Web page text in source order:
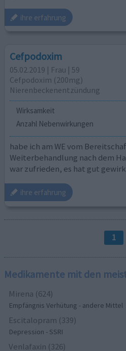
ihre erfahrung
Cefpodoxim
05.02.2019 | Frau | 59
Cefpodoxim (200mg)
Nierenbeckenentzündung
Wirksamkeit
Anzahl Nebenwirkungen
habe ich am WE vom
Weiterbehandlung nach dem
war zufrieden, es hat gut
ihre erfahrung
1
Medikamente mit den
Mirena (624)
Empfängnis Verhütung - andere Mittel
Escitalopram (339)
Depression - SSRI
Venlafaxin (326)